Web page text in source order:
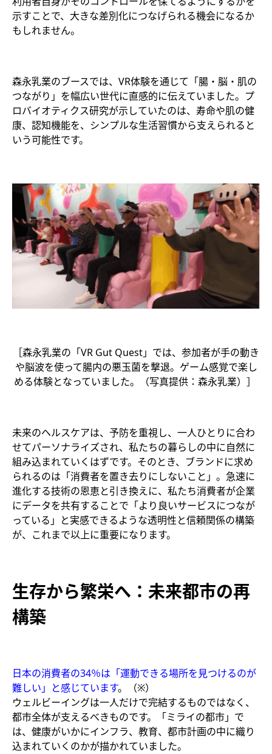
示すことで、大きな差別化につなげられる機会になるか
もしれません。
森永乳業のブースでは、VR体験を通じて「腸・脳・肌の
つながり」を幅広い世代に直感的に伝えていました。プ
ロバイオティクス研究が示していたのは、寿命や肌の健
康、認知機能を、シンプルな生活習慣から支えられると
いう可能性です。
［森永乳業の「VR Gut Quest」では、参加者が手の動き
や脳波を使って腸内の悪玉菌を撃退。ゲーム感覚で楽し
める体験となっていました。（写真提供：森永乳業）］
未来のヘルスケアは、予防を重視し、一人ひとりに合わ
せてパーソナライズされ、私たちの暮らしの中に自然に
組み込まれていくはずです。そのとき、ブランドに求め
られるのは「消費者を置き去りにしないこと」。急速に
進化する技術の恩恵と引き換えに、私たち消費者が企業
にデータを共有することで「より良いサービスにつなが
っている」と実感できるような透明性と信頼関係の構築
が、これまで以上に重要になります。
生存から繁栄へ：未来都市の再
構築
日本の消費者の34％は「運動できる場所を見つけるのが
難しい」と感じています。（※）
ウェルビーイングは一人だけで完結するものではなく、
都市全体が支えるべきものです。「ミライの都市」で
は、健康がいかにインフラ、教育、都市計画の中に織り
込まれていくのかが描かれていました。